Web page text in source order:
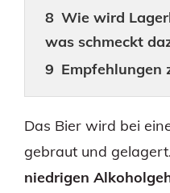
Wie wird
was schmeckt
Empfehlungen
Das Bier wird bei
gebraut und
niedrigen